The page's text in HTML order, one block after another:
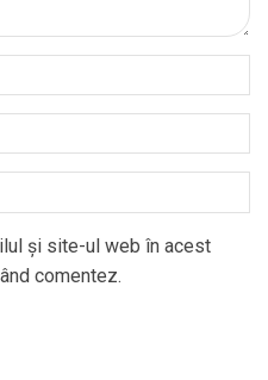
și site-ul web în acest
comentez.